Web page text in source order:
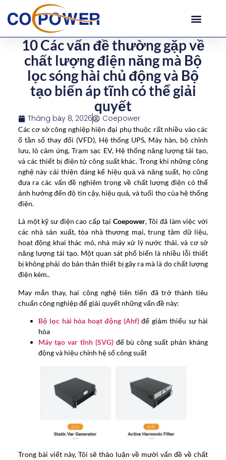
10 Các vấn đề thường gặp về
chất lượng điện năng mà Bộ
lọc sóng hài chủ động và Bộ
tạo biến áp tĩnh có thể giải
quyết
Tháng bảy 8, 2026 Coepower
Các cơ sở công nghiệp hiện đại phụ thuộc rất nhiều vào các
ổ tần số thay đổi (VFD), Hệ thống UPS, Máy hàn, bộ chỉnh
lưu, lò cảm ứng, Trạm sạc EV, Hệ thống năng lượng tái tạo,
và các thiết bị điện tử công suất khác. Trong khi những công
nghệ này cải thiện đáng kể hiệu quả và năng suất, họ cũng
đưa ra các vấn đề nghiêm trọng về chất lượng điện có thể
ảnh hưởng đến độ tin cậy, hiệu quả, và tuổi thọ của hệ thống
điện.
Là một kỹ sư điện cao cấp tại Coepower, Tôi đã làm việc với
các nhà sản xuất, tòa nhà thương mại, trung tâm dữ liệu,
hoạt động khai thác mỏ, nhà máy xử lý nước thải, và cơ sở
năng lượng tái tạo. Một quan sát phổ biến là nhiều lỗi thiết
bị không phải do bản thân thiết bị gây ra mà là do chất lượng
điện kém..
May mắn thay, hai công nghệ tiên tiến đã trở thành tiêu
chuẩn công nghiệp để giải quyết những vấn đề này:
Bộ lọc hài hòa hoạt động (Ahf)để giảm thiểu sự hài
hòa
Máy tạo var tĩnh (SVG)để bù công suất phản kháng
động và hiệu chỉnh hệ số công suất
Trong bài viết này, Tôi sẽ thảo luận về mười vấn đề về chất